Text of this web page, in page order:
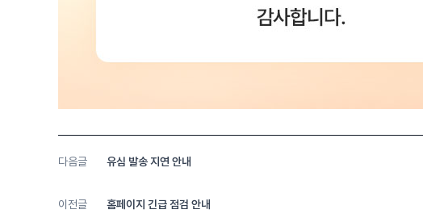
다음글 유심 발송 지연 안내
이전글 홈페이지 긴급 점검 안내